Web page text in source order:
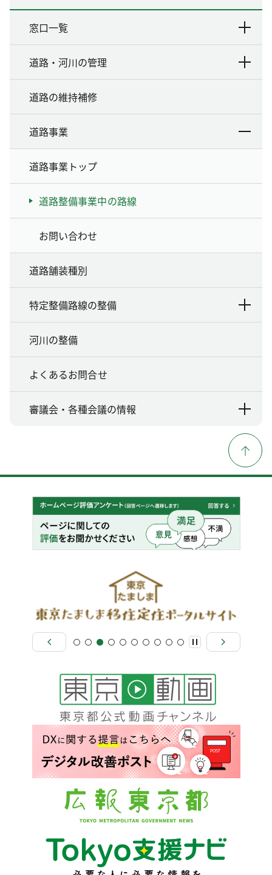
窓口一覧
道路・河川の管理
道路の維持補修
道路事業
道路事業トップ
道路整備事業中の路線
お問い合わせ
道路舗装種別
特定整備路線の整備
河川の整備
よくあるお問合せ
審議会・各種会議の情報